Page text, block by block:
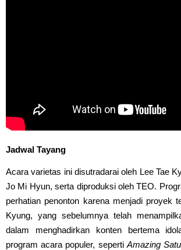
Jadwal Tayang
Acara varietas ini disutradarai oleh Lee Tae
Jo Mi Hyun, serta diproduksi oleh TEO.
perhatian penonton karena menjadi proyek
Kyung, yang sebelumnya telah
dalam menghadirkan konten bertema
program acara populer, seperti Amazing